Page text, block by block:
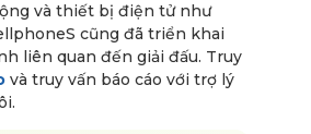
và thiết bị điện tử như
cũng đã triển khai
liên quan đến giải đấu. Truy
và truy vấn báo cáo với trợ lý